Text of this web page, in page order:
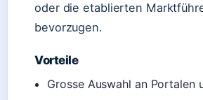
oder die etablierten
bevorzugen.
Vorteile
Grosse Auswahl an Portalen